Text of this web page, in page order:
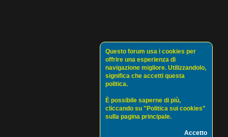
Questo forum usa i cookies per
offrire una esperienza di
navigazione migliore. Utilizzandolo,
significa che accetti questa
politica.
È possibile saperne di più,
cliccando su "Politica sui cookies"
sulla pagina principale.
Accetto